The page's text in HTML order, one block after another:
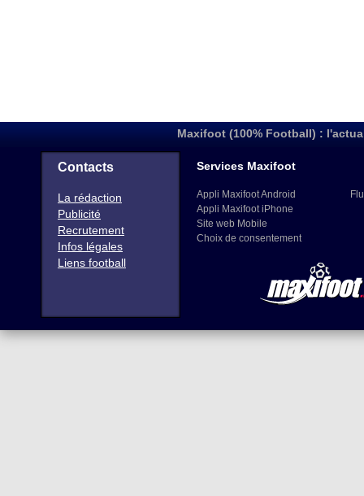
Maxifoot (100% Football) :
Contacts
La rédaction
Publicité
Recrutement
Infos légales
Liens football
Services Maxifoot
Appli Maxifoot Android
Appli Maxifoot iPhone
Site web Mobile
Choix de consentement